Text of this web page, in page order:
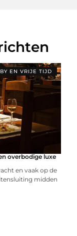
EN VRIJE TIJD
overbodige luxe
en vaak op de
midden